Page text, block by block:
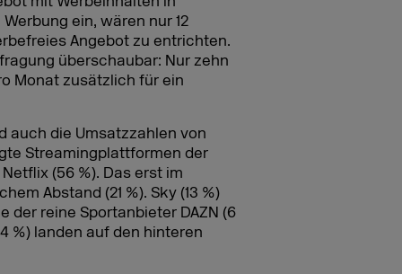
ein, wären nur 12
Angebot zu entrichten.
überschaubar: Nur zehn
Monat zusätzlich für ein
auch die Umsatzzahlen von
Streamingplattformen der
(56 %). Das erst im
Abstand (21 %). Sky (13 %)
der reine Sportanbieter DAZN (6
%) landen auf den hinteren